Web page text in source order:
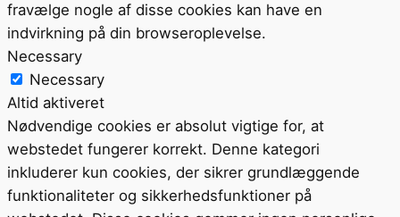
fravælge nogle af disse cookies kan have en
indvirkning på din browseroplevelse.
Necessary
Necessary
Altid aktiveret
Nødvendige cookies er absolut vigtige for, at
webstedet fungerer korrekt. Denne kategori
inkluderer kun cookies, der sikrer grundlæggende
funktionaliteter og sikkerhedsfunktioner på